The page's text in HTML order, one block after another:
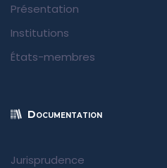
Présentation
Institutions
États-membres
Documentation
Jurisprudence